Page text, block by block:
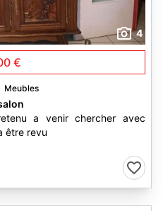
4
€
Meubles
a venir chercher avec
être revu